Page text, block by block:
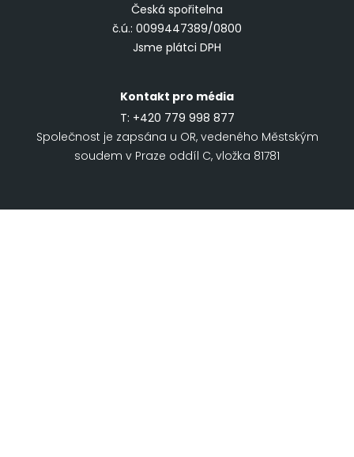
Česká spořitelna
č.ú.: 0099447389/0800
Jsme plátci DPH
Kontakt pro média
T: +420 779 998 877
Společnost je zapsána u OR, vedeného Městským
soudem v Praze oddíl C, vložka 81781